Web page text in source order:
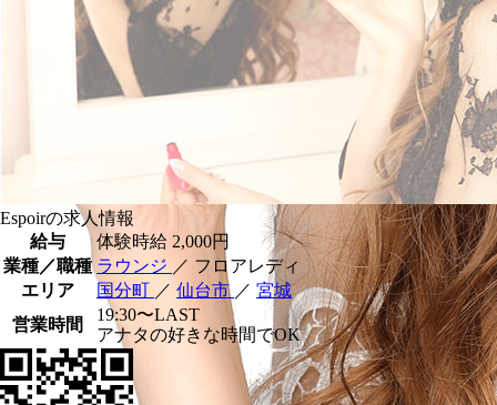
Espoirの求人情報
給与
体験時給 2,000円
業種／職種 ラウンジ ／ フロアレディ
エリア
国分町 ／ 仙台市 ／ 宮城
営業時間
19:30〜LAST
アナタの好きな時間でOK